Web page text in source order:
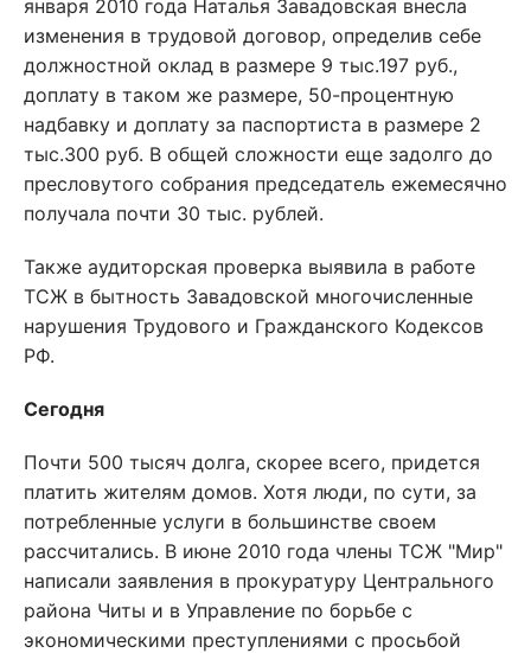
января 2010 года Наталья Завадовская внесла
изменения в трудовой договор, определив себе
должностной оклад в размере 9 тыс.197 руб.,
доплату в таком же размере, 50-процентную
надбавку и доплату за паспортиста в размере 2
тыс.300 руб. В общей сложности еще задолго до
пресловутого собрания председатель ежемесячно
получала почти 30 тыс. рублей.
Также аудиторская проверка выявила в работе
ТСЖ в бытность Завадовской многочисленные
нарушения Трудового и Гражданского Кодексов
РФ.
Сегодня
Почти 500 тысяч долга, скорее всего, придется
платить жителям домов. Хотя люди, по сути, за
потребленные услуги в большинстве своем
рассчитались. В июне 2010 года члены ТСЖ "Мир"
написали заявления в прокуратуру Центрального
района Читы и в Управление по борьбе с
экономическими преступлениями с просьбой